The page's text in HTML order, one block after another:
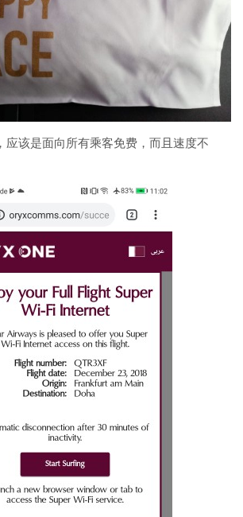
应该是面向所有乘客免费，而且速度不